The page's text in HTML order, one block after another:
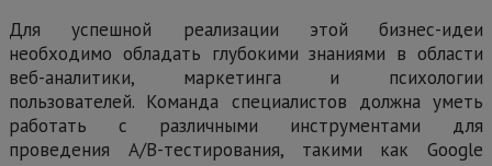
Для успешной реализации этой бизнес-идеи
необходимо обладать глубокими знаниями в области
веб-аналитики, маркетинга и психологии
пользователей. Команда специалистов должна уметь
работать с различными инструментами для
проведения А/В-тестирования, такими как Google